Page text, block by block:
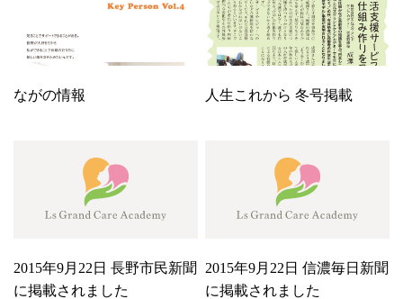
ながの情報 人生これから 冬号掲載
2015年9月22日 長野市民新聞
に掲載されました
2015年9月22日 信濃毎日新聞
に掲載されました